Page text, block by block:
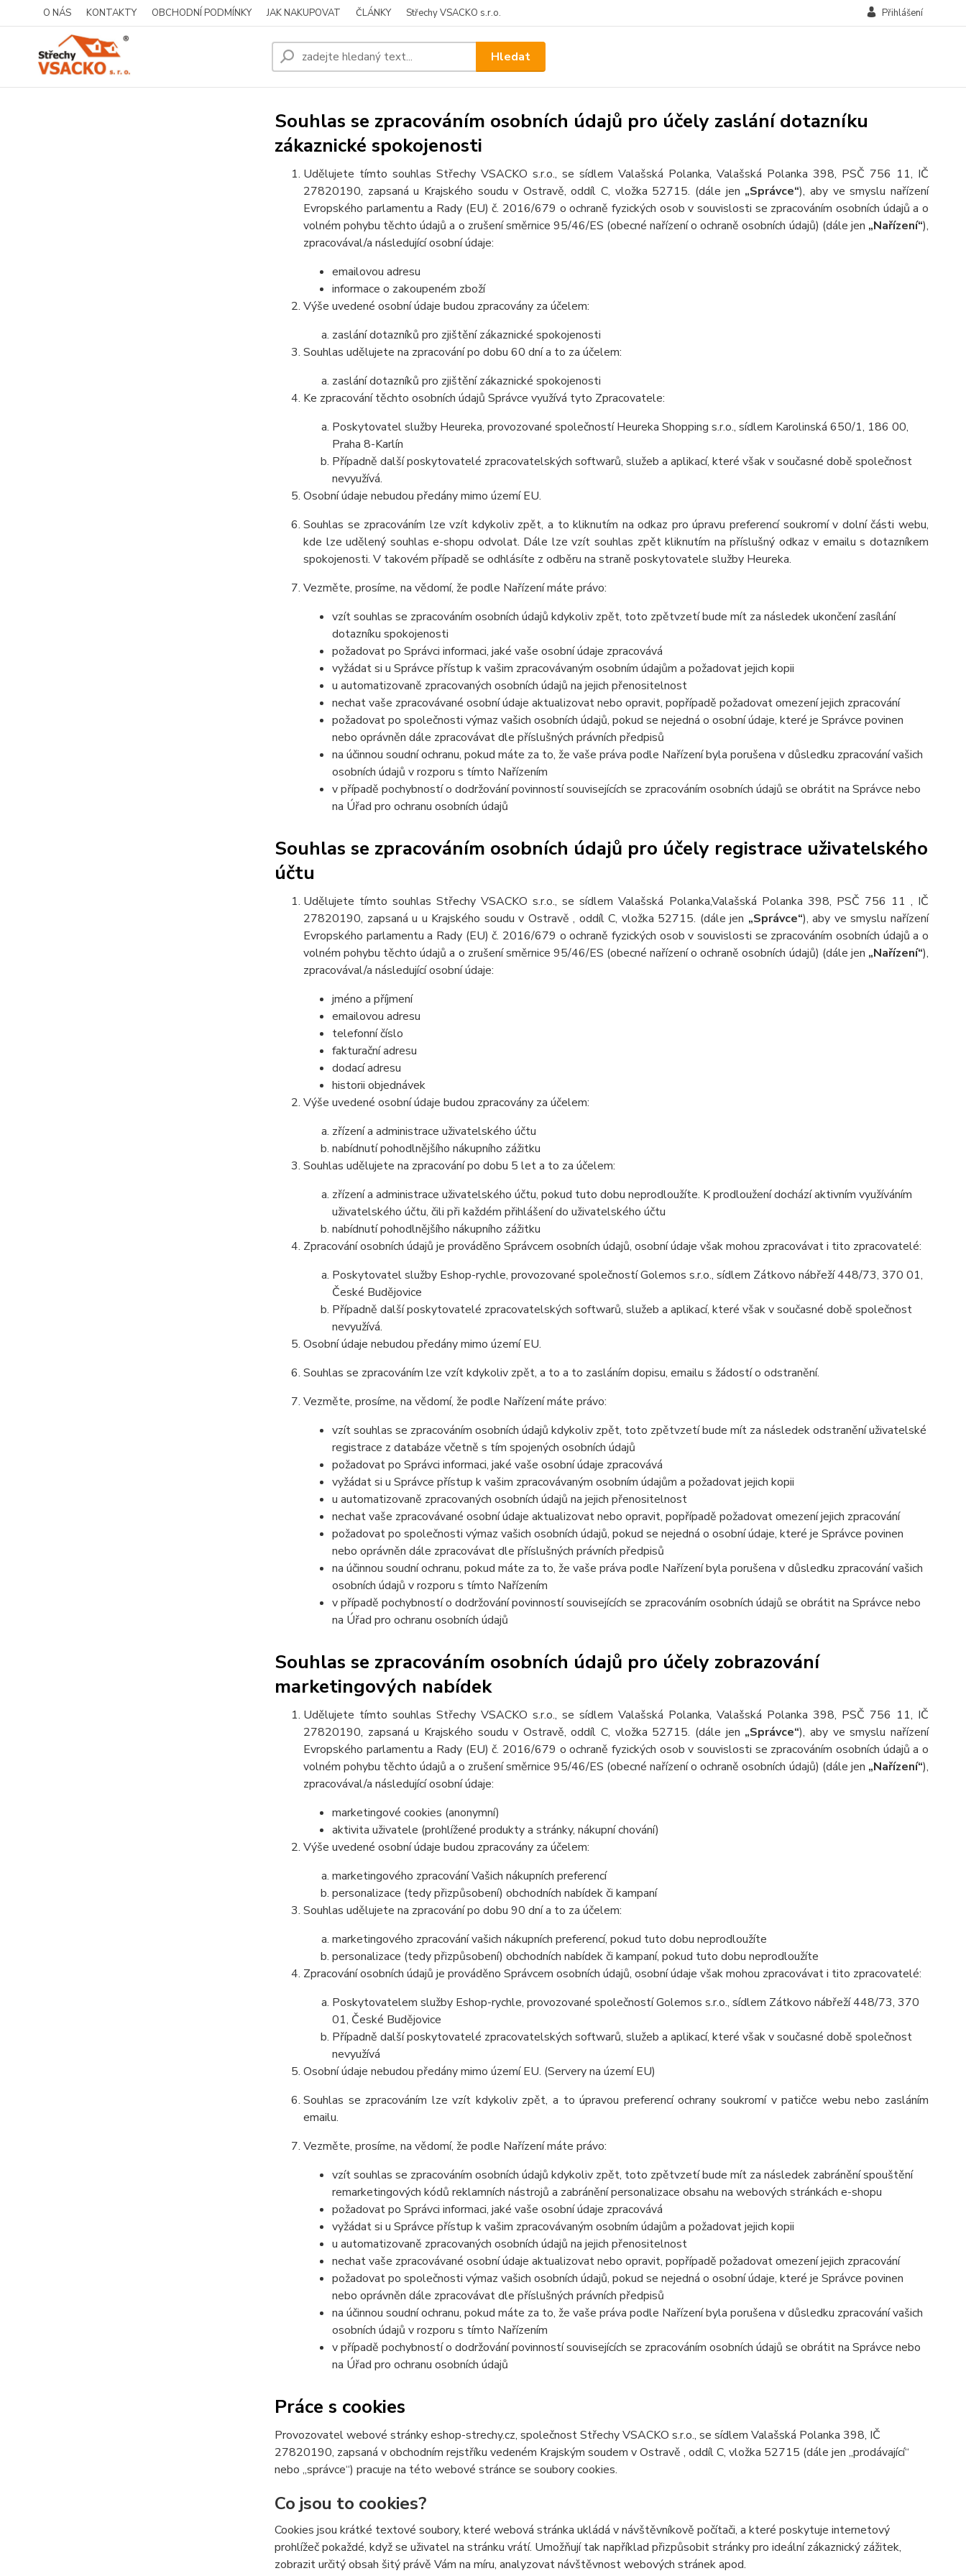
O NÁS KONTAKTY OBCHODNÍ PODMÍNKY JAK NAKUPOVAT ČLÁNKY Střechy VSACKO s.r.o. Přihlášení
Hledat
Souhlas se zpracováním osobních údajů pro účely zaslání dotazníku
zákaznické spokojenosti
Udělujete tímto souhlas Střechy VSACKO s.r.o., se sídlem Valašská Polanka, Valašská Polanka 398, PSČ 756 11, IČ
27820190, zapsaná u Krajského soudu v Ostravě, oddíl C, vložka 52715. (dále jen „Správce“), aby ve smyslu nařízení
Evropského parlamentu a Rady (EU) č. 2016/679 o ochraně fyzických osob v souvislosti se zpracováním osobních údajů a o
volném pohybu těchto údajů a o zrušení směrnice 95/46/ES (obecné nařízení o ochraně osobních údajů) (dále jen „Nařízení“),
zpracovával/a následující osobní údaje:
emailovou adresu
informace o zakoupeném zboží
Výše uvedené osobní údaje budou zpracovány za účelem:
zaslání dotazníků pro zjištění zákaznické spokojenosti
Souhlas udělujete na zpracování po dobu 60 dnía to za účelem:
zaslání dotazníků pro zjištění zákaznické spokojenosti
Ke zpracování těchto osobních údajů Správce využívá tyto Zpracovatele:
Poskytovatel služby Heureka, provozované společností Heureka Shopping s.r.o., sídlem Karolinská 650/1, 186 00,
Praha 8-Karlín
Případně další poskytovatelé zpracovatelských softwarů, služeb a aplikací, které však v současné době společnost
nevyužívá.
Osobní údaje nebudou předány mimo území EU.
Souhlas se zpracováním lze vzít kdykoliv zpět, a to kliknutím na odkaz pro úpravu preferencí soukromí v dolní části webu,
kde lze udělený souhlas e-shopu odvolat. Dále lze vzít souhlas zpět kliknutím na příslušný odkaz v emailu s dotazníkem
spokojenosti. V takovém případě se odhlásíte z odběru na straně poskytovatele služby Heureka.
Vezměte, prosíme, na vědomí, že podle Nařízení máte právo:
vzít souhlas se zpracováním osobních údajů kdykoliv zpět, toto zpětvzetí bude mít za následek ukončení zasílání
dotazníku spokojenosti
požadovat po Správci informaci, jaké vaše osobní údaje zpracovává
vyžádat si u Správce přístup k vašim zpracovávaným osobním údajům a požadovat jejich kopii
u automatizovaně zpracovaných osobních údajů na jejich přenositelnost
nechat vaše zpracovávané osobní údaje aktualizovat nebo opravit, popřípadě požadovat omezení jejich zpracování
požadovat po společnosti výmaz vašich osobních údajů, pokud se nejedná o osobní údaje, které je Správce povinen
nebo oprávněn dále zpracovávat dle příslušných právních předpisů
na účinnou soudní ochranu, pokud máte za to, že vaše práva podle Nařízení byla porušena v důsledku zpracování vašich
osobních údajů v rozporu s tímto Nařízením
v případě pochybností o dodržování povinností souvisejících se zpracováním osobních údajů se obrátit na Správce nebo
na Úřad pro ochranu osobních údajů
Souhlas se zpracováním osobních údajů pro účely registrace uživatelského
účtu
Udělujete tímto souhlas Střechy VSACKO s.r.o., se sídlem Valašská Polanka,Valašská Polanka 398, PSČ 756 11 , IČ
27820190, zapsaná u u Krajského soudu v Ostravě , oddíl C, vložka 52715. (dále jen „Správce“), aby ve smyslu nařízení
Evropského parlamentu a Rady (EU) č. 2016/679 o ochraně fyzických osob v souvislosti se zpracováním osobních údajů a o
volném pohybu těchto údajů a o zrušení směrnice 95/46/ES (obecné nařízení o ochraně osobních údajů) (dále jen „Nařízení“),
zpracovával/a následující osobní údaje:
jméno a příjmení
emailovou adresu
telefonní číslo
fakturační adresu
dodací adresu
historii objednávek
Výše uvedené osobní údaje budou zpracovány za účelem:
zřízení a administrace uživatelského účtu
nabídnutí pohodlnějšího nákupního zážitku
Souhlas udělujete na zpracování po dobu 5 leta to za účelem:
zřízení a administrace uživatelského účtu, pokud tuto dobu neprodloužíte. K prodloužení dochází aktivním využíváním
uživatelského účtu, čili při každém přihlášení do uživatelského účtu
nabídnutí pohodlnějšího nákupního zážitku
Zpracování osobních údajů je prováděno Správcem osobních údajů, osobní údaje však mohou zpracovávat i tito zpracovatelé:
Poskytovatel služby Eshop-rychle, provozované společností Golemos s.r.o., sídlem Zátkovo nábřeží 448/73, 370 01,
České Budějovice
Případně další poskytovatelé zpracovatelských softwarů, služeb a aplikací, které však v současné době společnost
nevyužívá.
Osobní údaje nebudou předány mimo území EU.
Souhlas se zpracováním lze vzít kdykoliv zpět, a to a to zasláním dopisu, emailu s žádostí o odstranění.
Vezměte, prosíme, na vědomí, že podle Nařízení máte právo:
vzít souhlas se zpracováním osobních údajů kdykoliv zpět, toto zpětvzetí bude mít za následekodstranění uživatelské
registrace z databáze včetně s tím spojených osobních údajů
požadovat po Správci informaci, jaké vaše osobní údaje zpracovává
vyžádat si u Správce přístup k vašim zpracovávaným osobním údajům a požadovat jejich kopii
u automatizovaně zpracovaných osobních údajů na jejich přenositelnost
nechat vaše zpracovávané osobní údaje aktualizovat nebo opravit, popřípadě požadovat omezení jejich zpracování
požadovat po společnosti výmaz vašich osobních údajů, pokud se nejedná o osobní údaje, které je Správce povinen
nebo oprávněn dále zpracovávat dle příslušných právních předpisů
na účinnou soudní ochranu, pokud máte za to, že vaše práva podle Nařízení byla porušena v důsledku zpracování vašich
osobních údajů v rozporu s tímto Nařízením
v případě pochybností o dodržování povinností souvisejících se zpracováním osobních údajů se obrátit na Správce nebo
na Úřad pro ochranu osobních údajů
Souhlas se zpracováním osobních údajů pro účely zobrazování
marketingových nabídek
Udělujete tímto souhlas Střechy VSACKO s.r.o., se sídlem Valašská Polanka, Valašská Polanka 398, PSČ 756 11, IČ
27820190, zapsaná u Krajského soudu v Ostravě, oddíl C, vložka 52715. (dále jen „Správce“), aby ve smyslu nařízení
Evropského parlamentu a Rady (EU) č. 2016/679 o ochraně fyzických osob v souvislosti se zpracováním osobních údajů a o
volném pohybu těchto údajů a o zrušení směrnice 95/46/ES (obecné nařízení o ochraně osobních údajů) (dále jen „Nařízení“),
zpracovával/a následující osobní údaje:
marketingové cookies (anonymní)
aktivita uživatele (prohlížené produkty a stránky, nákupní chování)
Výše uvedené osobní údaje budou zpracovány za účelem:
marketingového zpracování Vašich nákupních preferencí
personalizace (tedy přizpůsobení) obchodních nabídek či kampaní
Souhlas udělujete na zpracování po dobu 90 dnía to za účelem:
marketingového zpracování vašich nákupních preferencí, pokud tuto dobu neprodloužíte
personalizace (tedy přizpůsobení) obchodních nabídek či kampaní, pokud tuto dobu neprodloužíte
Zpracování osobních údajů je prováděno Správcem osobních údajů, osobní údaje však mohou zpracovávat i tito zpracovatelé:
Poskytovatelem služby Eshop-rychle, provozované společností Golemos s.r.o., sídlem Zátkovo nábřeží 448/73, 370
01, České Budějovice
Případně další poskytovatelé zpracovatelských softwarů, služeb a aplikací, které však v současné době společnost
nevyužívá
Osobní údaje nebudou předány mimo území EU. (Servery na území EU)
Souhlas se zpracováním lze vzít kdykoliv zpět, a toúpravou preferencí ochrany soukromí v patičce webu nebo zasláním
emailu.
Vezměte, prosíme, na vědomí, že podle Nařízení máte právo:
vzít souhlas se zpracováním osobních údajů kdykoliv zpět, toto zpětvzetí bude mít za následek zabránění spouštění
remarketingových kódů reklamních nástrojů a zabránění personalizace obsahu na webových stránkách e-shopu
požadovat po Správci informaci, jaké vaše osobní údaje zpracovává
vyžádat si u Správce přístup k vašim zpracovávaným osobním údajům a požadovat jejich kopii
u automatizovaně zpracovaných osobních údajů na jejich přenositelnost
nechat vaše zpracovávané osobní údaje aktualizovat nebo opravit, popřípadě požadovat omezení jejich zpracování
požadovat po společnosti výmaz vašich osobních údajů, pokud se nejedná o osobní údaje, které je Správce povinen
nebo oprávněn dále zpracovávat dle příslušných právních předpisů
na účinnou soudní ochranu, pokud máte za to, že vaše práva podle Nařízení byla porušena v důsledku zpracování vašich
osobních údajů v rozporu s tímto Nařízením
v případě pochybností o dodržování povinností souvisejících se zpracováním osobních údajů se obrátit na Správce nebo
na Úřad pro ochranu osobních údajů
Práce s cookies
Provozovatel webové stránky eshop-strechy.cz, společnost Střechy VSACKO s.r.o., se sídlem Valašská Polanka 398, IČ
27820190, zapsaná v obchodním rejstříku vedeném Krajským soudem v Ostravě , oddíl C, vložka 52715 (dále jen „prodávající“
nebo „správce“) pracuje na této webové stránce se soubory cookies.
Co jsou to cookies?
Cookies jsou krátké textové soubory, které webová stránka ukládá v návštěvníkově počítači, a které poskytuje internetový
prohlížeč pokaždé, když se uživatel na stránku vrátí. Umožňují tak například přizpůsobit stránky pro ideální zákaznický zážitek,
zobrazit určitý obsah šitý právě Vám na míru, analyzovat návštěvnost webových stránek apod.